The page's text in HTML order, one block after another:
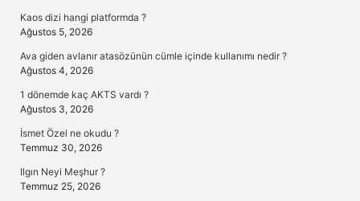
Kaos dizi hangi platformda ?
Ağustos 5, 2026
Ava giden avlanır atasözünün cümle içinde kullanımı nedir ?
Ağustos 4, 2026
1 dönemde kaç AKTS vardı ?
Ağustos 3, 2026
İsmet Özel ne okudu ?
Temmuz 30, 2026
Ilgın Neyi Meşhur ?
Temmuz 25, 2026